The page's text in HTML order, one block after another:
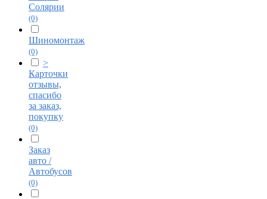
Солярии
(0)
Шиномонтаж
(0)
>
Карточки
отзывы,
спасибо
за заказ,
покупку
(0)
Заказ
авто /
Автобусов
(0)